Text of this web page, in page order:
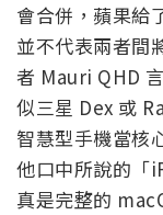
會合併，蘋果給
並不代表兩者間
者 Mauri QHD
似三星 Dex 或
智慧型手機當核
他口中所說的「
真是完整的